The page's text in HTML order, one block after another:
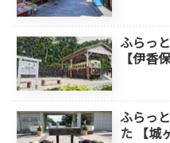
ふらっ
【伊香
ふらっ
た 【城